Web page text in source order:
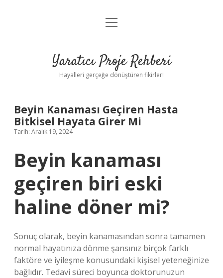
Anasayfa
Yasal Uyarı
menüyü
Yaratıcı Proje Rehberi
Hayalleri gerçeğe dönüştüren fikirler!
Beyin Kanaması Geçiren Hasta
Bitkisel Hayata Girer Mi
Tarih: Aralık 19, 2024
Beyin kanaması
geçiren biri eski
haline döner mi?
Sonuç olarak, beyin kanamasından sonra tamamen
normal hayatınıza dönme şansınız birçok farklı
faktöre ve iyileşme konusundaki kişisel yeteneğinize
bağlıdır. Tedavi süreci boyunca doktorunuzun